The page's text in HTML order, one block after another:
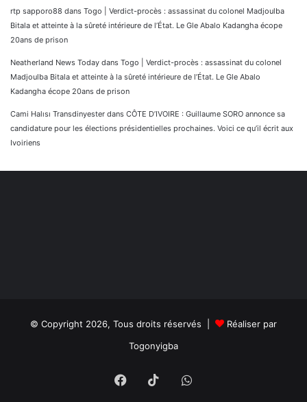
rtp sapporo88 dans Togo | Verdict-procès : assassinat du colonel Madjoulba
Bitala et atteinte à la sûreté intérieure de l’État. Le Gle Abalo Kadangha écope
20ans de prison
Neatherland News Today dans Togo | Verdict-procès : assassinat du colonel
Madjoulba Bitala et atteinte à la sûreté intérieure de l’État. Le Gle Abalo
Kadangha écope 20ans de prison
Cami Halısı Transdinyester dans CÔTE D’IVOIRE : Guillaume SORO annonce sa
candidature pour les élections présidentielles prochaines. Voici ce qu’il écrit aux
Ivoiriens
© Copyright 2026, Tous droits réservés |
Réaliser par
Togonyigba
Facebook
TikTokWhatsApp